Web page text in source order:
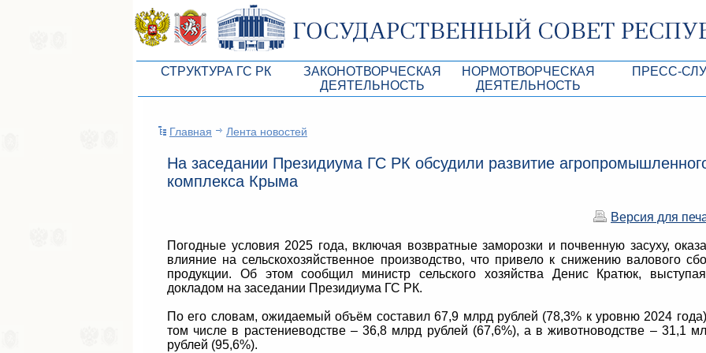
СТРУКТУРА ГС РК
Президиум ГС РК
Депутатский корпус
Комитеты ГС РК
Аппарат ГС РК
Советники Председателя ГС РК
Поиск депутата по округу
ЗАКОНОТВОРЧЕСКАЯ
ДЕЯТЕЛЬНОСТЬ
Бюджет Республики Крым
Законы
Информация
Схема законодательного процесса в РК
НОРМОТВОРЧЕСКАЯ
ДЕЯТЕЛЬНОСТЬ
Aкты Президиума ГС РК
ПРЕСС-
Фотогалерея
Контакты
Главная Лента новостей
На заседании Президиума ГС РК обсудили развитие
комплекса Крыма
Версия для
Погодные условия 2025 года, включая возвратные заморозки и почвенную засуху,
влияние на сельскохозяйственное производство, что привело к снижению валового
продукции. Об этом сообщил министр сельского хозяйства Денис Кратюк,
докладом на заседании Президиума ГС РК.
По его словам, ожидаемый объём составил 67,9 млрд рублей (78,3% к уровню 2024
том числе в растениеводстве – 36,8 млрд рублей (67,6%), а в животноводстве – 31,1
рублей (95,6%).